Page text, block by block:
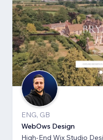
ENG, GB
WebOws Design
High-End Wix Studio